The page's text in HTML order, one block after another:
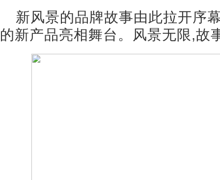
新风景的品牌故事由此拉开序
的新产品亮相舞台。风景无限,故